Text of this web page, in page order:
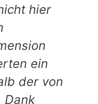
hier
ein
der von
Dank